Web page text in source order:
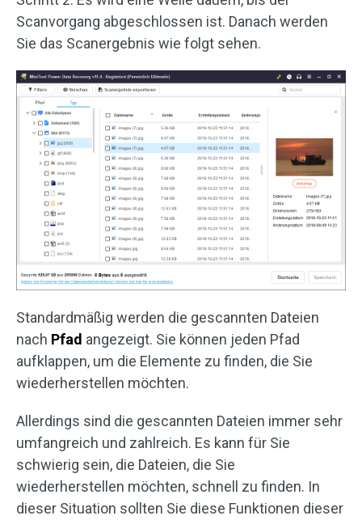
Scanvorgang abgeschlossen ist. Danach werden
Sie das Scanergebnis wie folgt sehen.
Standardmäßig werden die gescannten Dateien
nach Pfad angezeigt. Sie können jeden Pfad
aufklappen, um die Elemente zu finden, die Sie
wiederherstellen möchten.
Allerdings sind die gescannten Dateien immer sehr
umfangreich und zahlreich. Es kann für Sie
schwierig sein, die Dateien, die Sie
wiederherstellen möchten, schnell zu finden. In
dieser Situation sollten Sie diese Funktionen dieser